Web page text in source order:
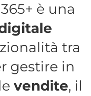
è una
tra
gestire in
vendite, il